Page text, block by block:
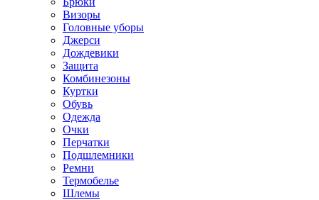
Визоры
Головные уборы
Джерси
Дождевики
Защита
Комбинезоны
Куртки
Обувь
Одежда
Очки
Перчатки
Подшлемники
Ремни
Термобелье
Шлемы